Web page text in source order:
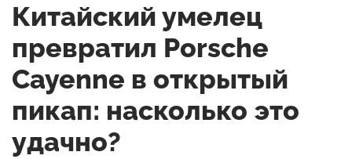
Китайский умелец
превратил Porsche
Cayenne в открытый
пикап: насколько это
удачно?